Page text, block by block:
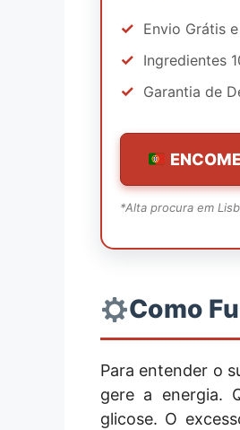
✓ Envio Grátis
✓ Ingredientes
✓ Garantia de
*Alta procura em
Como
Para entender o
gere a energia.
glicose. O